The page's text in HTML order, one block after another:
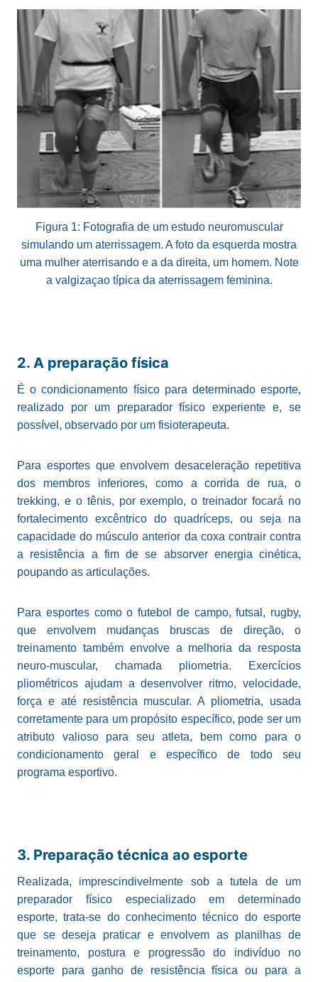
Figura 1: Fotografia de um estudo neuromuscular
simulando um aterrissagem. A foto da esquerda mostra
uma mulher aterrisando e a da direita, um homem. Note
a valgizaçao típica da aterrissagem feminina.
2. A preparação física
É o condicionamento físico para determinado esporte,
realizado por um preparador físico experiente e, se
possível, observado por um fisioterapeuta.
Para esportes que envolvem desaceleração repetitiva
dos membros inferiores, como a corrida de rua, o
trekking, e o tênis, por exemplo, o treinador focará no
fortalecimento excêntrico do quadríceps, ou seja na
capacidade do músculo anterior da coxa contrair contra
a resistência a fim de se absorver energia cinética,
poupando as articulações.
Para esportes como o futebol de campo, futsal, rugby,
que envolvem mudanças bruscas de direção, o
treinamento também envolve a melhoria da resposta
neuro-muscular, chamada pliometria. Exercícios
pliométricos ajudam a desenvolver ritmo, velocidade,
força e até resistência muscular. A pliometria, usada
corretamente para um propósito específico, pode ser um
atributo valioso para seu atleta, bem como para o
condicionamento geral e específico de todo seu
programa esportivo.
3. Preparação técnica ao esporte
Realizada, imprescindivelmente sob a tutela de um
preparador físico especializado em determinado
esporte, trata-se do conhecimento técnico do esporte
que se deseja praticar e envolvem as planilhas de
treinamento, postura e progressão do indivíduo no
esporte para ganho de resistência física ou para a